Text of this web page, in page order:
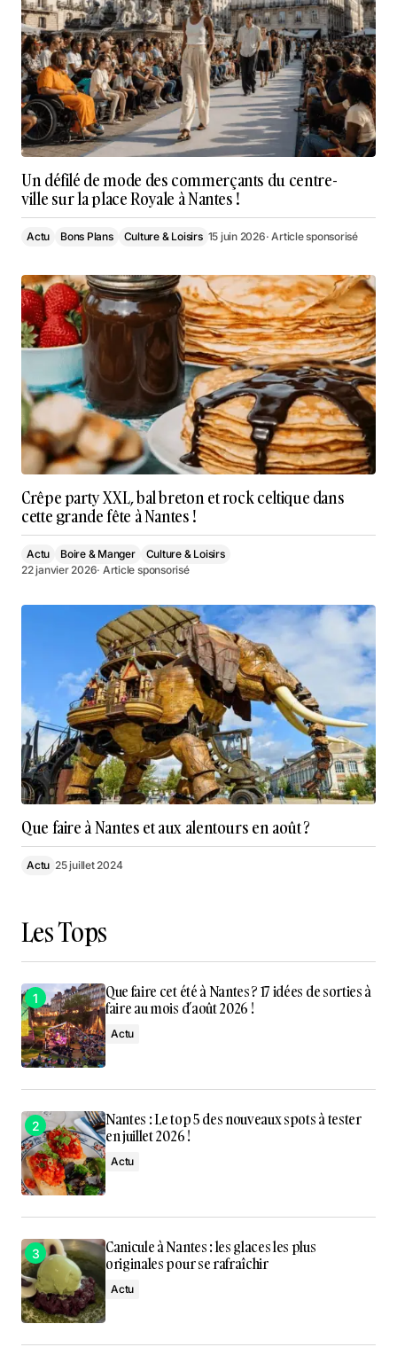
Un défilé de mode des commerçants du centre-
ville sur la place Royale à Nantes !
Actu Bons Plans Culture & Loisirs 15 juin 2026· Article sponsorisé
Crêpe party XXL, bal breton et rock celtique dans
cette grande fête à Nantes !
Actu Boire & Manger
Culture & Loisirs
22 janvier 2026· Article sponsorisé
Que faire à Nantes et aux alentours en août ?
Actu 25 juillet 2024
Les Tops
Que faire cet été à Nantes ? 17 idées de sorties à
faire au mois d’août 2026 !
Actu
Nantes : Le top 5 des nouveaux spots à tester
en juillet 2026 !
Actu
Canicule à Nantes : les glaces les plus
originales pour se rafraîchir
Actu